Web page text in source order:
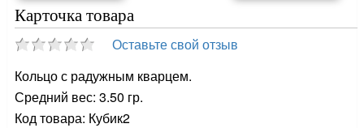
Карточка товара
Оставьте свой отзыв
Кольцо с радужным кварцем.
Средний вес: 3.50 гр.
Код товара: Кубик2